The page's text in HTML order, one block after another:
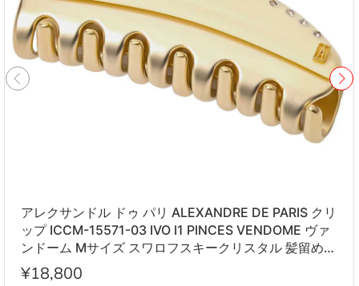
アレクサンドル ドゥ パリ ALEXANDRE DE PARIS クリ
ップ ICCM-15571-03 IVO I1 PINCES VENDOME ヴァ
ンドーム Mサイズ スワロフスキークリスタル 髪留め
レディース アイボリー系
¥18,800